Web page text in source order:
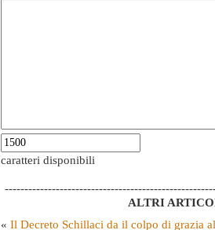
caratteri disponibili
ALTRI
« Il Decreto Schillaci da il colpo di grazia